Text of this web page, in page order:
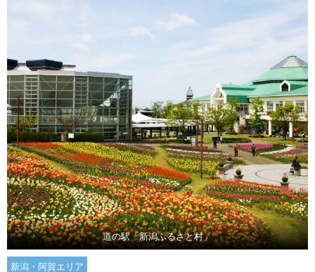
道の駅「新潟ふるさと村」
新潟・阿賀エリア